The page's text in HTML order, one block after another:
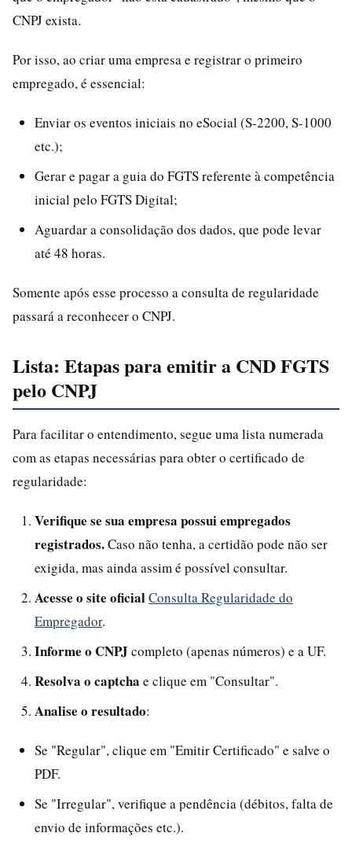
CNPJ exista.
Por isso, ao criar uma empresa e registrar o primeiro
empregado, é essencial:
Enviar os eventos iniciais no eSocial (S-2200, S-1000
etc.);
Gerar e pagar a guia do FGTS referente à competência
inicial pelo FGTS Digital;
Aguardar a consolidação dos dados, que pode levar
até 48 horas.
Somente após esse processo a consulta de regularidade
passará a reconhecer o CNPJ.
Lista: Etapas para emitir a CND FGTS
pelo CNPJ
Para facilitar o entendimento, segue uma lista numerada
com as etapas necessárias para obter o certificado de
regularidade:
Verifique se sua empresa possui empregados
registrados.Caso não tenha, a certidão pode não ser
exigida, mas ainda assim é possível consultar.
Acesse o site oficialConsulta Regularidade do
Empregador.
Informe o CNPJ completo (apenas números) e a UF.
Resolva o captcha e clique em "Consultar".
Analise o resultado:
Se "Regular", clique em "Emitir Certificado" e salve o
PDF.
Se "Irregular", verifique a pendência (débitos, falta de
envio de informações etc.).